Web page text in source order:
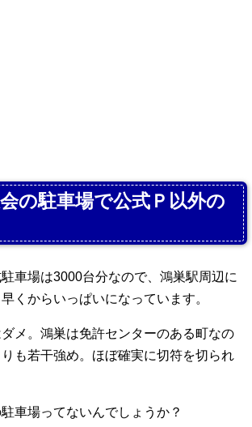
の駐車場で公式Ｐ以外の
車場は3000台分なので、鴻巣駅周辺に
くからいっぱいになっています。
メ。鴻巣は免許センターのある町なの
も若干強め。ほぼ確実に切符を切られ
車場ってないんでしょうか？